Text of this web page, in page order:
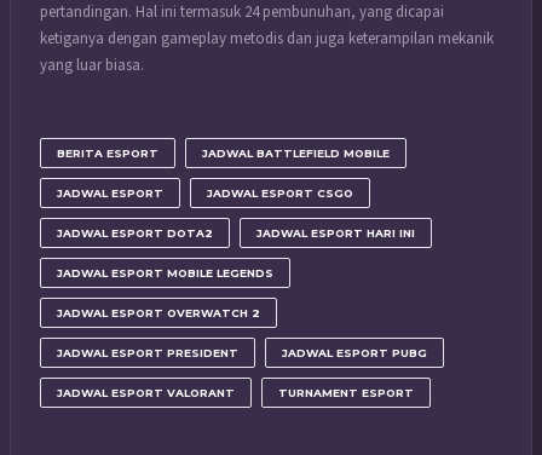
pertandingan. Hal ini termasuk 24 pembunuhan, yang dicapai
ketiganya dengan gameplay metodis dan juga keterampilan mekanik
yang luar biasa.
BERITA ESPORT JADWAL BATTLEFIELD MOBILE
JADWAL ESPORT JADWAL ESPORT CSGO
JADWAL ESPORT DOTA2 JADWAL ESPORT HARI INI
JADWAL ESPORT MOBILE LEGENDS
JADWAL ESPORT OVERWATCH 2
JADWAL ESPORT PRESIDENT JADWAL ESPORT PUBG
JADWAL ESPORT VALORANT TURNAMENT ESPORT